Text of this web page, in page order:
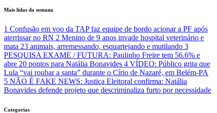
Mais lidas da semana
1 Confusão em voo da TAP faz equipe de bordo acionar a PF após
aterrissar no RN 2 Menino de 9 anos invade hospital veterinário e
mata 23 animais, arremessando, esquartejando e mutilando 3
PESQUISA EXAME / FUTURA: Paulinho Freire tem 56.6% e
abre 20 pontos para Natália Bonavides 4 VÍDEO: Público grita que
Lula “vai roubar a santa” durante o Círio de Nazaré, em Belém-PA
5 NÃO É FAKE NEWS: Justiça Eleitoral confirma: Natália
Bonavides defende projeto que descriminaliza furto por necessidade
Categorias